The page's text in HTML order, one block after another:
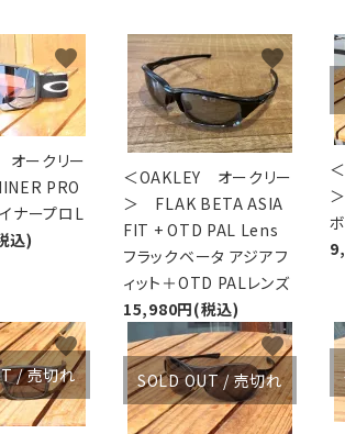
Tent ＆ Shelter
Camping Gear
Field Gear
Climb ＆ Alpine
Books＆Others
River Sports
ークリー
PRO
ナープロL
込)
favorite
＜OAKLEY オークリー
＞ FLAK BETA ASIA
FIT + OTD PAL Lens
フラックベータ アジアフ
ィット＋OTD PALレンズ
15,980円(税込)
favorite
/ 売切れ
favorite
SOLD OUT / 売切れ
favorite